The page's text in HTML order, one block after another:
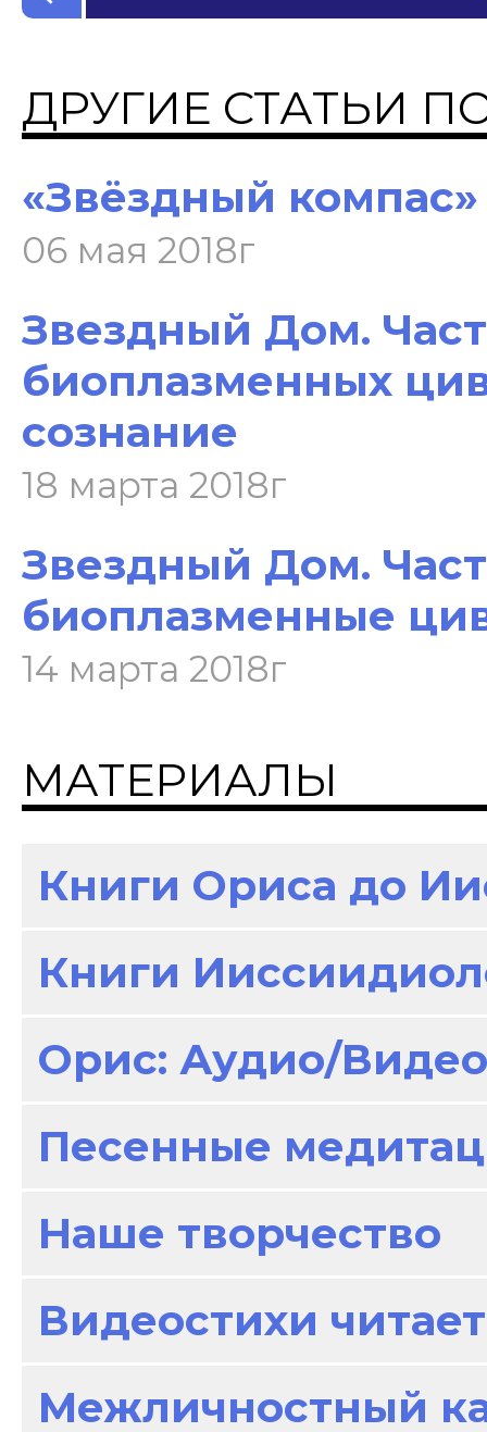
ДРУГИЕ СТАТЬИ
«Звёздный компас»
06 мая 2018г
Звездный Дом.
биоплазменных
сознание
18 марта 2018г
Звездный Дом.
биоплазменные
14 марта 2018г
МАТЕРИАЛЫ
Книги Ориса до
Книги
Орис: Аудио/
Песенные
Наше творчество
Видеостихи
Межличностный